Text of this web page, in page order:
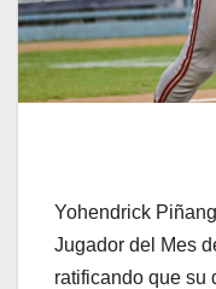
Yohendrick
Jugador del Mes
ratificando que su